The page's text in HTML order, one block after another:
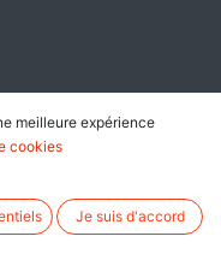
meilleure expérience
cookies
Je suis d'accord